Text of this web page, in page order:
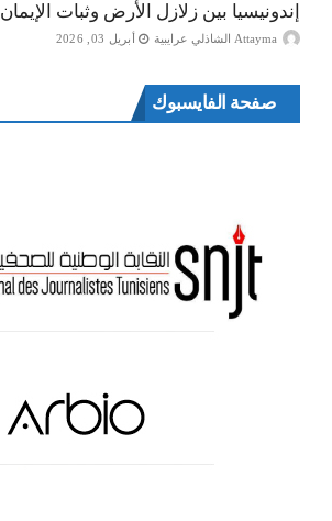
إندونيسيا بين زلازل الأرض وثبات الإيمان
Attayma الشاذلي عرايبية أبريل 03, 2026
صفحة الفايسبوك